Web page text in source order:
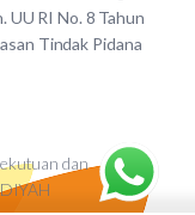
UU RI No. 8 Tahun
Tindak Pidana
dan